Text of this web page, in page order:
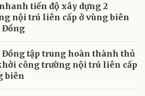
tiến độ xây dựng 2
nội trú liên cấp ở vùng biên
Đồng
Đồng tập trung hoàn thành thủ
công trường nội trú liên cấp
biên